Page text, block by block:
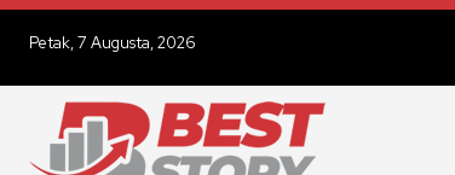
Petak, 7 Augusta, 2026